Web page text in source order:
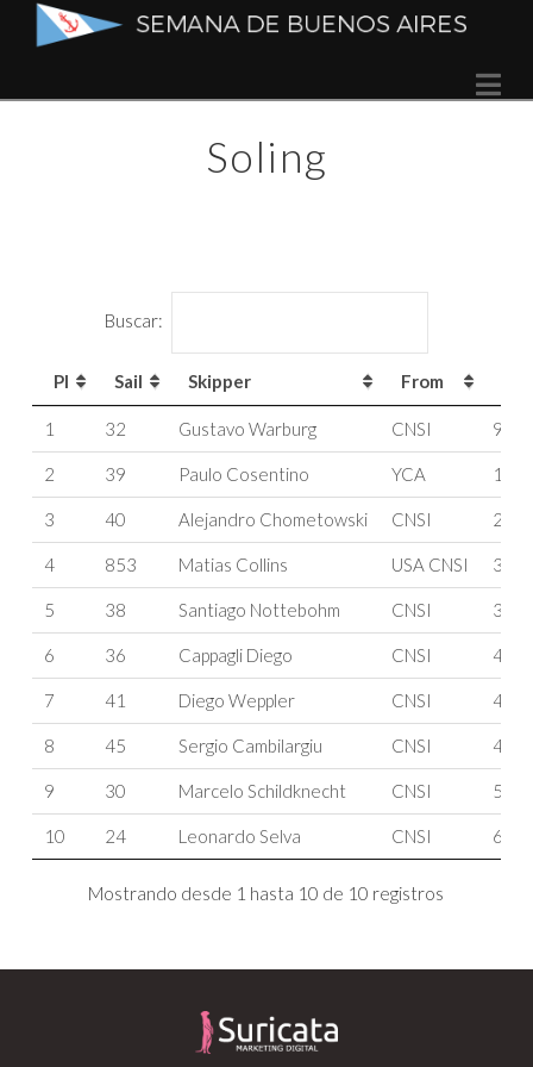
Semana
de
Buenos
Aires
Soling
Buscar:
Pl Sail Skipper From
1 32 Gustavo Warburg CNSI 9
2 39 Paulo Cosentino YCA 12
3 40 Alejandro Chometowski CNSI 21
4 853 Matias Collins USA CNSI 34
5 38 Santiago Nottebohm CNSI 34
6 36 Cappagli Diego CNSI 42
7 41 Diego Weppler CNSI 44
8 45 Sergio Cambilargiu CNSI 48
9 30 Marcelo Schildknecht CNSI 57
10 24 Leonardo Selva CNSI 65
Mostrando desde 1 hasta 10 de 10 registros